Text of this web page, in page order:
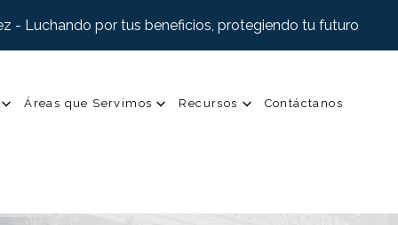
- Luchando por tus beneficios, protegiendo tu futuro
Áreas que Servimos Recursos Contáctanos